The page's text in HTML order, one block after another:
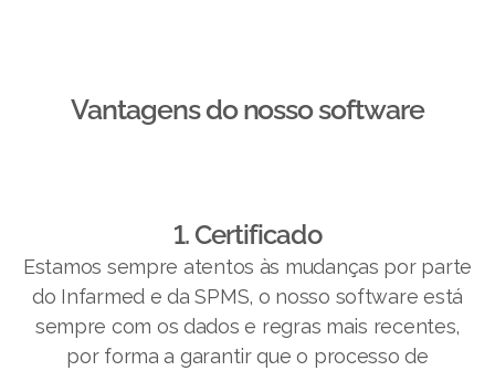
Vantagens do nosso software​
1. Certificado
Estamos sempre atentos às mudanças por parte
do Infarmed e da SPMS, o nosso software está
sempre com os dados e regras mais recentes,
por forma a garantir que o processo de